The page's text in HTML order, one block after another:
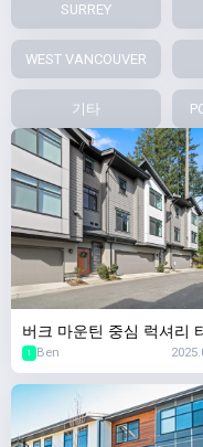
SURREY
WEST VANCOUVER
기타
버크 마운틴 중심 럭셔리
홈 매물! - #19 3535
n Avenue
1 Ben